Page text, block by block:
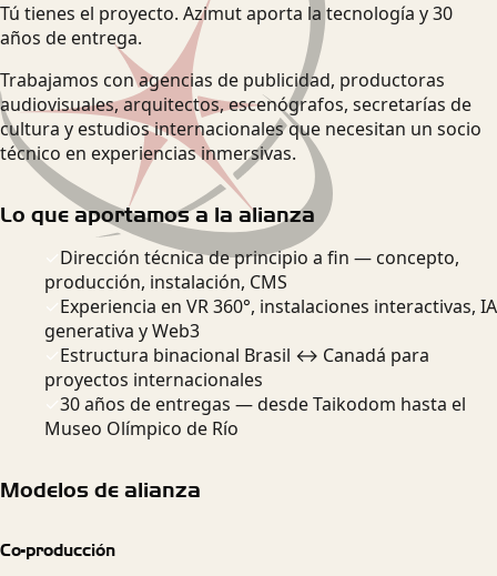
Tú tienes el proyecto. Azimut aporta la tecnología y 30
años de entrega.
Trabajamos con agencias de publicidad, productoras
audiovisuales, arquitectos, escenógrafos, secretarías de
cultura y estudios internacionales que necesitan un socio
técnico en experiencias inmersivas.
Lo que aportamos a la alianza
Dirección técnica de principio a fin — concepto,
producción, instalación, CMS
Experiencia en VR 360°, instalaciones interactivas, IA
generativa y Web3
Estructura binacional Brasil ↔ Canadá para
proyectos internacionales
30 años de entregas — desde Taikodom hasta el
Museo Olímpico de Río
Modelos de alianza
Co-producción